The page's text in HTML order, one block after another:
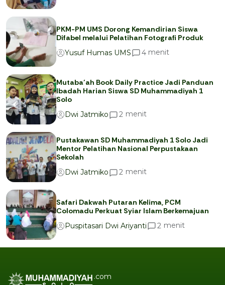
PKM-PM UMS Dorong Kemandirian Siswa
Difabel melalui Pelatihan Fotografi Produk
Yusuf Humas UMS
4 menit
Mutaba’ah Book Daily Practice Jadi Panduan
Ibadah Harian Siswa SD Muhammadiyah 1
Solo
Dwi Jatmiko
2 menit
Pustakawan SD Muhammadiyah 1 Solo Jadi
Mentor Pelatihan Nasional Perpustakaan
Sekolah
Dwi Jatmiko
2 menit
Safari Dakwah Putaran Kelima, PCM
Colomadu Perkuat Syiar Islam Berkemajuan
Puspitasari Dwi Ariyanti
2 menit
.com